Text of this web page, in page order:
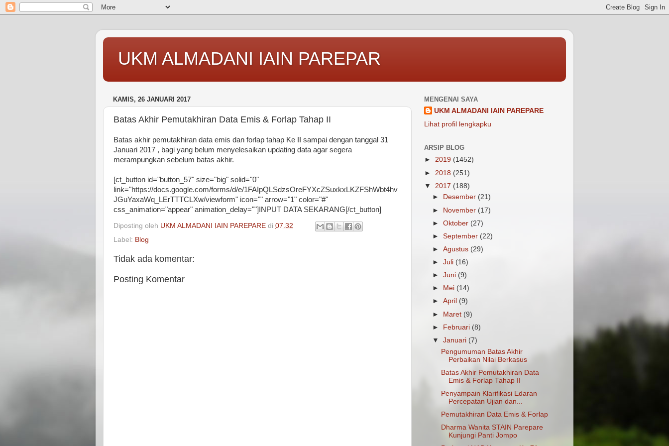
UKM ALMADANI IAIN PAREPAR
KAMIS, 26 JANUARI 2017
Batas Akhir Pemutakhiran Data Emis & Forlap Tahap II
Batas akhir pemutakhiran data emis dan forlap tahap Ke II sampai dengan tanggal 31
Januari 2017 , bagi yang belum menyelesaikan updating data agar segera
merampungkan sebelum batas akhir.
[ct_button id="button_57" size="big" solid="0"
link="https://docs.google.com/forms/d/e/1FAIpQLSdzsOreFYXcZSuxkxLKZFShWbt4hv
JGuYaxaWq_LErTTTCLXw/viewform" icon="" arrow="1" color="#"
css_animation="appear" animation_delay=""]INPUT DATA SEKARANG[/ct_button]
Diposting oleh UKM ALMADANI IAIN PAREPARE di 07.32
Label: Blog
Tidak ada komentar:
Posting Komentar
MENGENAI SAYA
UKM ALMADANI IAIN PAREPARE
Lihat profil lengkapku
ARSIP BLOG
► 2019 (1452)
► 2018 (251)
▼ 2017 (188)
►
Desember (21)
► November (17)
►Oktober (27)
►September (22)
►Agustus (29)
►Juli (16)
►Juni (9)
►
Mei (14)
►April (9)
► Maret (9)
► Februari (8)
▼Januari (7)
Pengumuman Batas Akhir
Perbaikan Nilai Berkasus
Batas Akhir Pemutakhiran Data
Emis & Forlap Tahap II
Penyampain Klarifikasi Edaran
Percepatan Ujian dan...
Pemutakhiran Data Emis & Forlap
Dharma Wanita STAIN Parepare
Kunjungi Panti Jompo